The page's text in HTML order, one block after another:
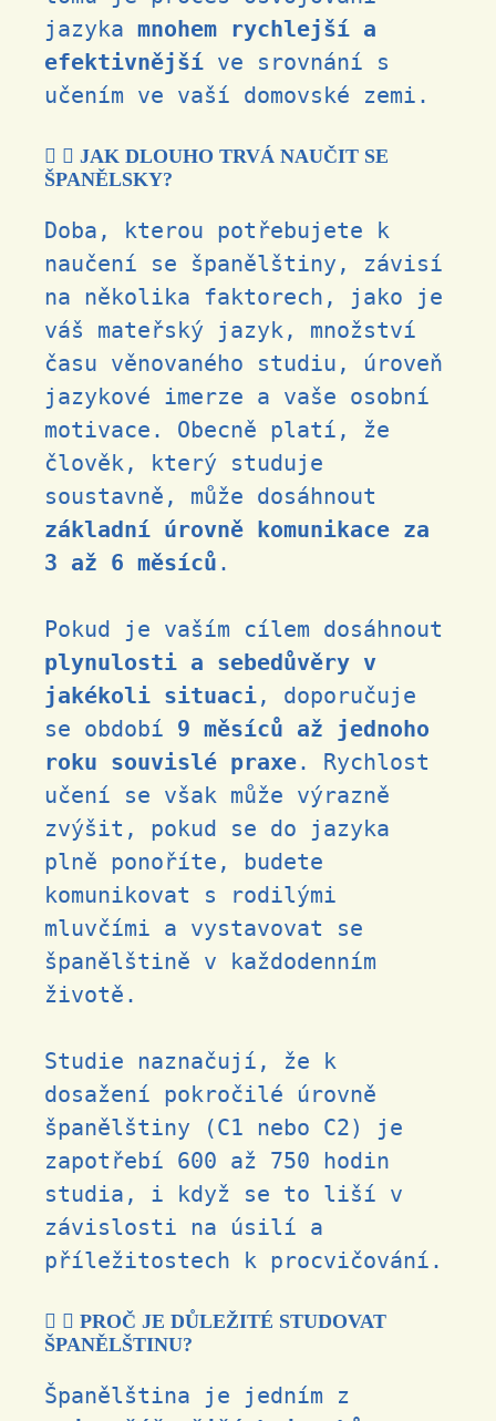
jazyka mnohem rychlejší a
efektivnější ve srovnání s
učením ve vaší domovské zemi.
JAK DLOUHO TRVÁ NAUČIT SE
ŠPANĚLSKY?
Doba, kterou potřebujete k
naučení se španělštiny, závisí
na několika faktorech, jako je
váš mateřský jazyk, množství
času věnovaného studiu, úroveň
jazykové imerze a vaše osobní
motivace. Obecně platí, že
člověk, který studuje
soustavně, může dosáhnout
základní úrovně komunikace za
3 až 6 měsíců .
Pokud je vaším cílem dosáhnout
plynulosti a sebedůvěry v
jakékoli situaci, doporučuje
se období 9 měsíců až jednoho
roku souvislé praxe. Rychlost
učení se však může výrazně
zvýšit, pokud se do jazyka
plně ponoříte, budete
komunikovat s rodilými
mluvčími a vystavovat se
španělštině v každodenním
životě.
Studie naznačují, že k
dosažení pokročilé úrovně
španělštiny (C1 nebo C2) je
zapotřebí 600 až 750 hodin
studia, i když se to liší v
závislosti na úsilí a
příležitostech k procvičování.
PROČ JE DŮLEŽITÉ STUDOVAT
ŠPANĚLŠTINU?
Španělština je jedním z